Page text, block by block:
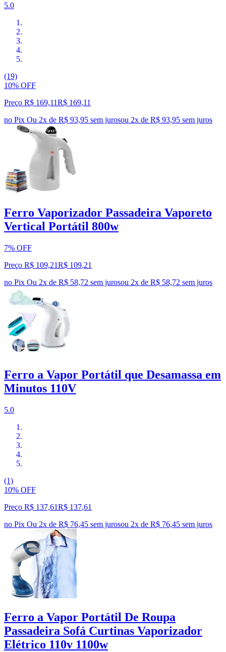
5.0
(19)
10% OFF
Preço R$ 169,11R$ 169,11
no Pix Ou 2x de R$ 93,95 sem jurosou 2x de R$ 93,95 sem juros
Ferro Vaporizador Passadeira Vaporeto
Vertical Portátil 800w
7% OFF
Preço R$ 109,21R$ 109,21
no Pix Ou 2x de R$ 58,72 sem jurosou 2x de R$ 58,72 sem juros
Ferro a Vapor Portátil que Desamassa em
Minutos 110V
5.0
(1)
10% OFF
Preço R$ 137,61R$ 137,61
no Pix Ou 2x de R$ 76,45 sem jurosou 2x de R$ 76,45 sem juros
Ferro a Vapor Portátil De Roupa
Passadeira Sofá Curtinas Vaporizador
Elétrico 110v 1100w